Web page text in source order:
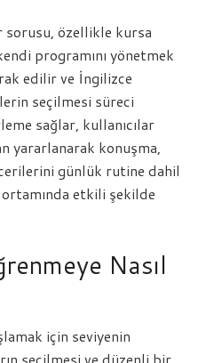
sorusu, özellikle kursa
programını yönetmek
edilir ve İngilizce
seçilmesi süreci
sağlar, kullanıcılar
yararlanarak konuşma,
günlük rutine dahil
etkili şekilde
Nasıl
için seviyenin